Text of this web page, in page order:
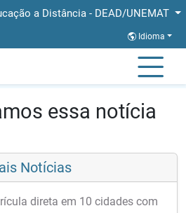
a Distância - DEAD/UNEMAT
Idioma
essa notícia
Notícias
direta em 10 cidades com